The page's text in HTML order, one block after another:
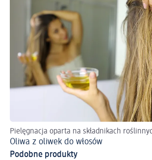
Pielęgnacja oparta na składnikach
Oliwa z oliwek do włosów
Podobne produkty